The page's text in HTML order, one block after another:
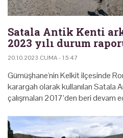
Satala Antik Kenti
2023 yılı durum
20.10.2023 CUMA - 15:47
Gümüşhane'nin Kelkit ilçesinde
karargah olarak kullanılan Satala
çalışmaları 2017’den beri devam